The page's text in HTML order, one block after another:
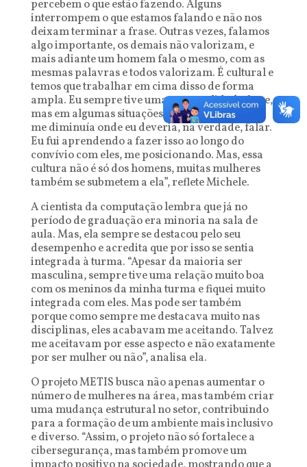
percebem o que estão fazendo. Alguns
interrompem o que estamos falando e não nos
deixam terminar a frase. Outras vezes, falamos
algo importante, os demais não valorizam, e
mais adiante um homem fala o mesmo, com as
mesmas palavras e todos valorizam. É cultural e
temos que trabalhar em cima disso de forma
ampla. Eu sempre tive uma personalidade forte,
mas em algumas situações eu me resguardava,
me diminuía onde eu deveria, na verdade, falar.
Eu fui aprendendo a fazer isso ao longo do
convívio com eles, me posicionando. Mas, essa
cultura não é só dos homens, muitas mulheres
também se submetem a ela”, reflete Michele.
A cientista da computação lembra que já no
período de graduação era minoria na sala de
aula. Mas, ela sempre se destacou pelo seu
desempenho e acredita que por isso se sentia
integrada à turma. “Apesar da maioria ser
masculina, sempre tive uma relação muito boa
com os meninos da minha turma e fiquei muito
integrada com eles. Mas pode ser também
porque como sempre me destacava muito nas
disciplinas, eles acabavam me aceitando. Talvez
me aceitavam por esse aspecto e não exatamente
por ser mulher ou não”, analisa ela.
O projeto METIS busca não apenas aumentar o
número de mulheres na área, mas também criar
uma mudança estrutural no setor, contribuindo
para a formação de um ambiente mais inclusivo
e diverso. “Assim, o projeto não só fortalece a
cibersegurança, mas também promove um